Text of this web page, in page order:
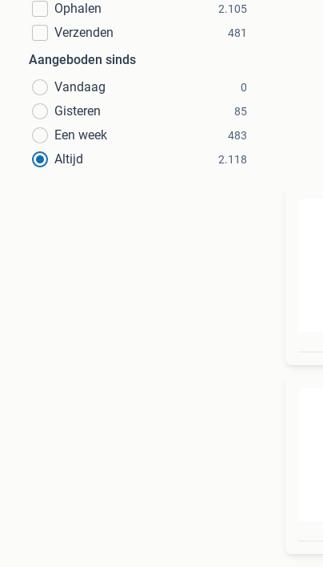
Ophalen
2.105
Verzenden 481
Aangeboden sinds
Vandaag
0
Gisteren 85
Een week 483
Altijd 2.118